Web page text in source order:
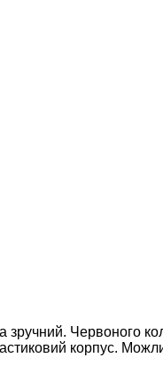
зручний. Червоного
корпус.